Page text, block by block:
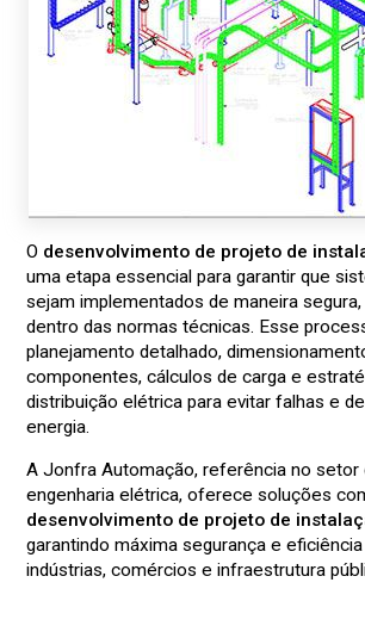
O desenvolvimento de projeto de
uma etapa essencial para garantir que
sejam implementados de maneira
dentro das normas técnicas. Esse
planejamento detalhado,
componentes, cálculos de carga e
distribuição elétrica para evitar falhas e
energia.
A Jonfra Automação, referência no setor
engenharia elétrica, oferece soluções
desenvolvimento de projeto de
garantindo máxima segurança e
indústrias, comércios e infraestrutura